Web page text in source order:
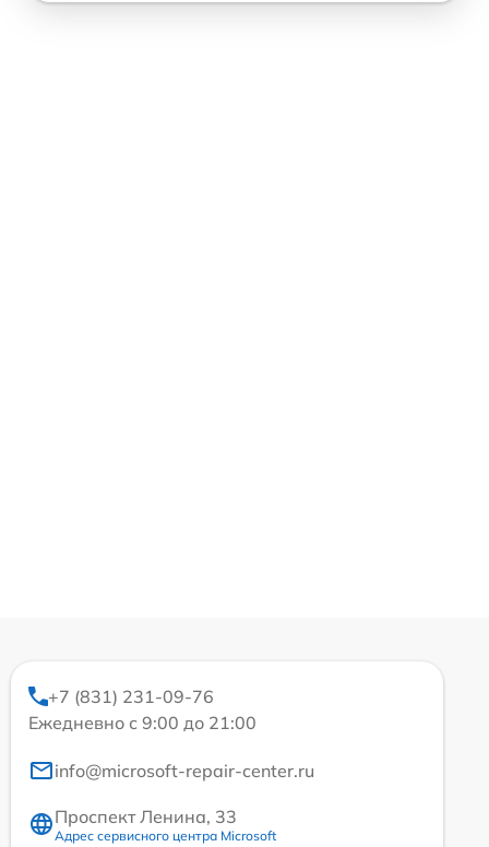
+7 (831) 231-09-76
Ежедневно с 9:00 до 21:00
info@microsoft-repair-center.ru
Проспект Ленина, 33
Адрес сервисного центра Microsoft